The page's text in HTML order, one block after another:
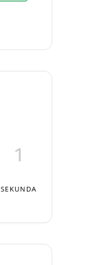
1
SEKUNDA